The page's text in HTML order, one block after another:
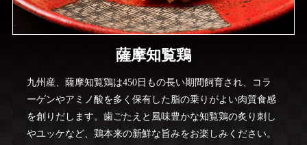
薩摩知覧鶏
九州産、薩摩知覧鶏は450日もの長い期間飼育され、コラ
ーゲンやアミノ酸を多く保有した脂の乗りがよい肉質食感
を創りだします。歯ごたえと風味豊かな知覧鶏の炙り刺し
やユッケなど、鶏本来の新鮮な旨みをお楽しみください。